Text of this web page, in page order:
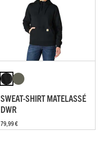
SWEAT-SHIRT MATELASSÉ
DWR
79,99 €